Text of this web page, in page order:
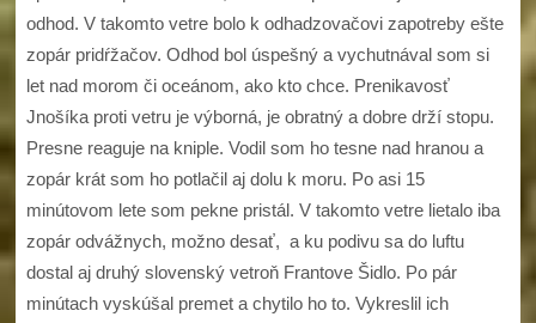
odhod. V takomto vetre bolo k odhadzovačovi zapotreby ešte
zopár pridŕžačov. Odhod bol úspešný a vychutnával som si
let nad morom či oceánom, ako kto chce. Prenikavosť
Jnošíka proti vetru je výborná, je obratný a dobre drží stopu.
Presne reaguje na kniple. Vodil som ho tesne nad hranou a
zopár krát som ho potlačil aj dolu k moru. Po asi 15
minútovom lete som pekne pristál. V takomto vetre lietalo iba
zopár odvážnych, možno desať, a ku podivu sa do luftu
dostal aj druhý slovenský vetroň Frantove Šidlo. Po pár
minútach vyskúšal premet a chytilo ho to. Vykreslil ich